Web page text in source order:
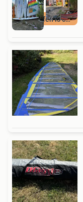
Windsurfen is cool